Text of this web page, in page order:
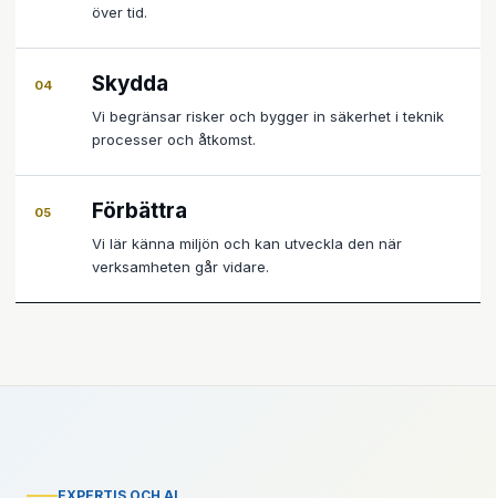
över tid.
04 Skydda
Vi begränsar risker och bygger in säkerhet i teknik
processer och åtkomst.
05 Förbättra
Vi lär känna miljön och kan utveckla den när
verksamheten går vidare.